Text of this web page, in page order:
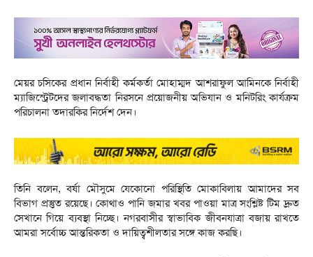
মেয়র চসিকের প্রধান নির্বাহী কর্মকর্তা মোহাম্মদ আশরাফুল আমিনকে নির্বাহী
ম্যাজিস্ট্রেটদের জলাবদ্ধতা নিরসনে প্রয়োজনীয় অভিযান ও মনিটরিং কার্যক্রম
পরিচালনা তদারকির নির্দেশ দেন।
তিনি বলেন, বর্ষা মৌসুমে যেকোনো পরিস্থিতি মোকাবিলায় আমাদের সব
বিভাগ প্রস্তুত রয়েছে। কোথাও পানি জমার খবর পাওয়া মাত্র সংশ্লিষ্ট টিম দ্রুত
সেখানে গিয়ে ব্যবস্থা নিচ্ছে। নগরবাসীর স্বাভাবিক জীবনযাত্রা বজায় রাখতে
আমরা সর্বোচ্চ আন্তরিকতা ও দায়িত্বশীলতার সঙ্গে কাজ করছি।